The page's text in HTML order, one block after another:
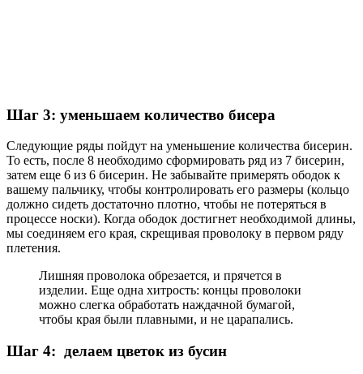
Шаг 3: уменьшаем количество бисера
Следующие ряды пойдут на уменьшение количества бисерин.
То есть, после 8 необходимо сформировать ряд из 7 бисерин,
затем еще 6 из 6 бисерин. Не забывайте примерять ободок к
вашему пальчику, чтобы контролировать его размеры (кольцо
должно сидеть достаточно плотно, чтобы не потеряться в
процессе носки). Когда ободок достигнет необходимой длины,
мы соединяем его края, скрещивая проволоку в первом ряду
плетения.
Лишняя проволока обрезается, и прячется в
изделии. Еще одна хитрость: концы проволоки
можно слегка обработать наждачной бумагой,
чтобы края были плавными, и не царапались.
Шаг 4: делаем цветок из бусин